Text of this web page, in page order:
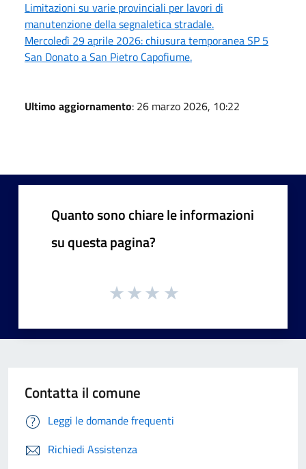
Limitazioni su varie provinciali per lavori di
manutenzione della segnaletica stradale.
Mercoledì 29 aprile 2026: chiusura temporanea SP 5
San Donato a San Pietro Capofiume.
Ultimo aggiornamento: 26 marzo 2026, 10:22
Quanto sono chiare le informazioni
su questa pagina?
Contatta il comune
Leggi le domande frequenti
Richiedi Assistenza